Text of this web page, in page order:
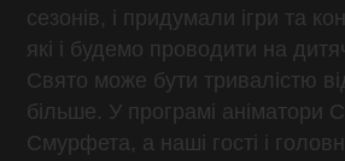
сезонів, і придумали ігри та
які і будемо проводити на
Свято може бути тривалістю від
більше. У програмі аніматори
Смурфета, а наші гості і